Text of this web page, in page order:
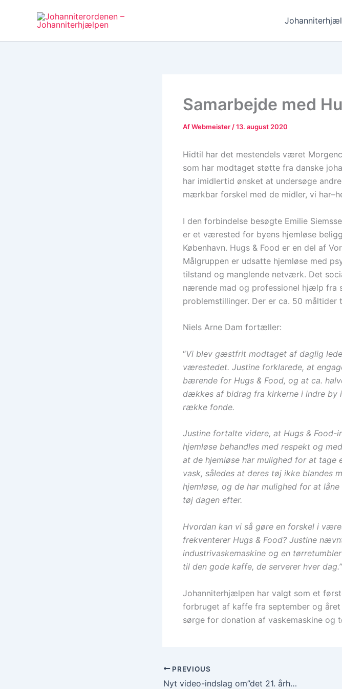
Samarbejde med
AfWebmeister /13. august 2020
Hidtil har det mestendels været
som har modtaget støtte fra danske
har imidlertid ønsket at undersøge
mærkbar forskel med de midler, vi
I den forbindelse besøgte Emilie
er et værested for byens hjemløse
København. Hugs & Food er en del af
Målgruppen er udsatte hjemløse med
tilstand og manglende netværk. Det
nærende mad og professionel hjælp fra
problemstillinger. Der er ca. 50 måltider
Niels Arne Dam fortæller:
“Vi blev gæstfrit modtaget af daglig
værestedet. Justine forklarede, at
bærende for Hugs & Food, og at ca.
dækkes af bidrag fra kirkerne i indre by
række fonde.
Justine fortalte videre, at Hugs &
hjemløse behandles med respekt og
at de hjemløse har mulighed for at
vask, således at deres tøj ikke blandes
hjemløse, og de har mulighed for at
tøj dagen efter.
Hvordan kan vi så gøre en forskel i
frekventerer Hugs & Food? Justine
industrivaskemaskine og en
til den gode kaffe, de serverer hver dag.”
Johanniterhjælpen har valgt som et
forbruget af kaffe fra september og
sørge for donation af vaskemaskine og
PREVIOUS
Nyt video-indslag om”det 21. århundredes riddere”